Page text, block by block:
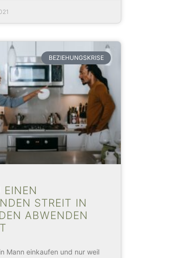
BEZIEHUNGSKRISE
EINEN
STREIT IN
ABWENDEN
Mann einkaufen und nur weil